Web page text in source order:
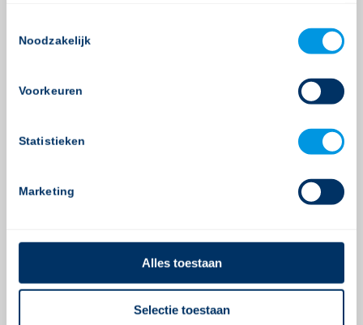
Selection
Noodzakelijk
Voorkeuren
Statistieken
Marketing
Alles toestaan
Selectie toestaan
aantal klikjes vindt wat je wilt weten en kwijt kunt